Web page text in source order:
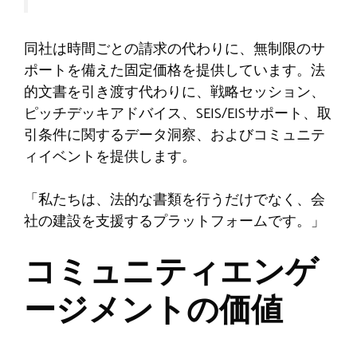
同社は時間ごとの請求の代わりに、無制限のサ
ポートを備えた固定価格を提供しています。法
的文書を引き渡す代わりに、戦略セッション、
ピッチデッキアドバイス、SEIS/EISサポート、取
引条件に関するデータ洞察、およびコミュニテ
ィイベントを提供します。
「私たちは、法的な書類を行うだけでなく、会
社の建設を支援するプラットフォームです。」
コミュニティエンゲ
ージメントの価値